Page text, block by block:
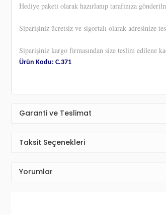
Hediye paketi olarak hazırlanıp tarafınıza
Siparişiniz ücretsiz ve sigortalı olarak adresinize
Siparişiniz kargo firmasından size teslim edilene
Ürün Kodu: C.371
Garanti ve Teslimat
Taksit Seçenekleri
Yorumlar